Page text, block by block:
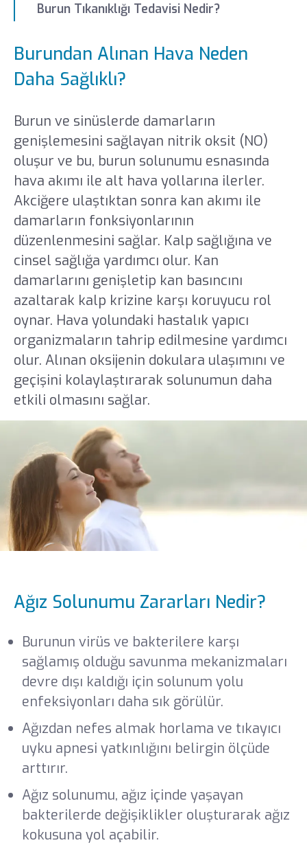
Burun Tıkanıklığı Tedavisi Nedir?
Burundan Alınan Hava Neden
Daha Sağlıklı?
Burun ve sinüslerde damarların
genişlemesini sağlayan nitrik oksit (NO)
oluşur ve bu, burun solunumu esnasında
hava akımı ile alt hava yollarına ilerler.
Akciğere ulaştıktan sonra kan akımı ile
damarların fonksiyonlarının
düzenlenmesini sağlar. Kalp sağlığına ve
cinsel sağlığa yardımcı olur. Kan
damarlarını genişletip kan basıncını
azaltarak kalp krizine karşı koruyucu rol
oynar. Hava yolundaki hastalık yapıcı
organizmaların tahrip edilmesine yardımcı
olur. Alınan oksijenin dokulara ulaşımını ve
geçişini kolaylaştırarak solunumun daha
etkili olmasını sağlar.
Ağız Solunumu Zararları Nedir?
Burunun virüs ve bakterilere karşı
sağlamış olduğu savunma mekanizmaları
devre dışı kaldığı için solunum yolu
enfeksiyonları daha sık görülür.
Ağızdan nefes almak horlama ve tıkayıcı
uyku apnesi yatkınlığını belirgin ölçüde
arttırır.
Ağız solunumu, ağız içinde yaşayan
bakterilerde değişiklikler oluşturarak ağız
kokusuna yol açabilir.